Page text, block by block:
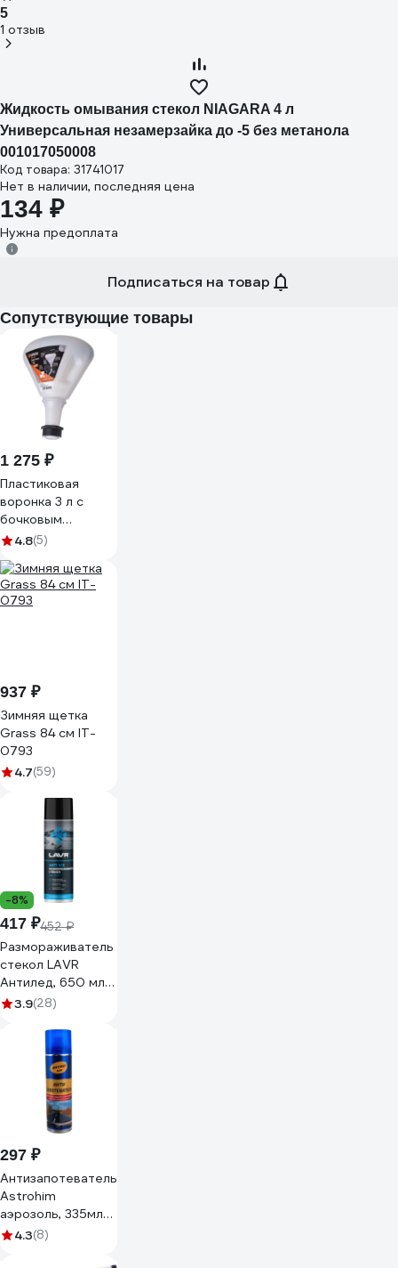
5
1 отзыв
Жидкость омывания стекол NIAGARA 4 л
Универсальная незамерзайка до -5 без метанола
001017050008
Код товара: 31741017
Нет в наличии, последняя цена
134 ₽
Нужна предоплата
Подписаться на товар
Сопутствующие товары
1 275 ₽
Пластиковая
воронка 3 л с
бочковым
адаптером GROZ
4.8(5)
937 ₽
Зимняя щетка
Grass 84 см IT-
0793
4.7(59)
-8%
417 ₽452 ₽
Размораживатель
стекол LAVR
Антилед, 650 мл
Ln1323
3.9(28)
297 ₽
Антизапотеватель
Astrohim
аэрозоль, 335мл
AC401
4.3(8)